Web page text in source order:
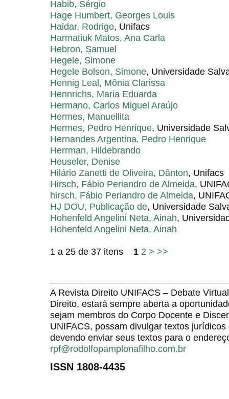
Habib, Sérgio
Hage Humbert, Georges Louis
Haidar, Rodrigo, Unifacs
Harmatiuk Matos, Ana Carla
Hebron, Samuel
Hegele, Simone
Hegele Bolson, Simone, Universidade
Hennig Leal, Mônia Clarissa
Hennrichs, Maria Eduarda
Hermano, Carlos Miguel Araújo
Hermes, Manuellita
Hermes, Pedro Henrique, Universidade
Hernandes Argentina, Pedro Henrique
Herrman, Hildebrando
Heuseler, Denise
Hilário Zanetti de Oliveira, Dânton, Unifacs
Hirsch, Fábio Periandro de Almeida,
hirsch, Fábio Periandro de Almeida,
HJ DOU, Publicação de, Universidade
Hohenfeld Angelini Neta, Ainah,
Hohenfeld Angelini Neta, Ainah
1 a 25 de 37 itens 1 2 > >>
A Revista Direito UNIFACS – Debate
Direito, estará sempre aberta a
sejam membros do Corpo Docente e
UNIFACS, possam divulgar textos
devendo enviar seus textos para o
rpf@rodolfopamplonafilho.com.br
ISSN 1808-4435